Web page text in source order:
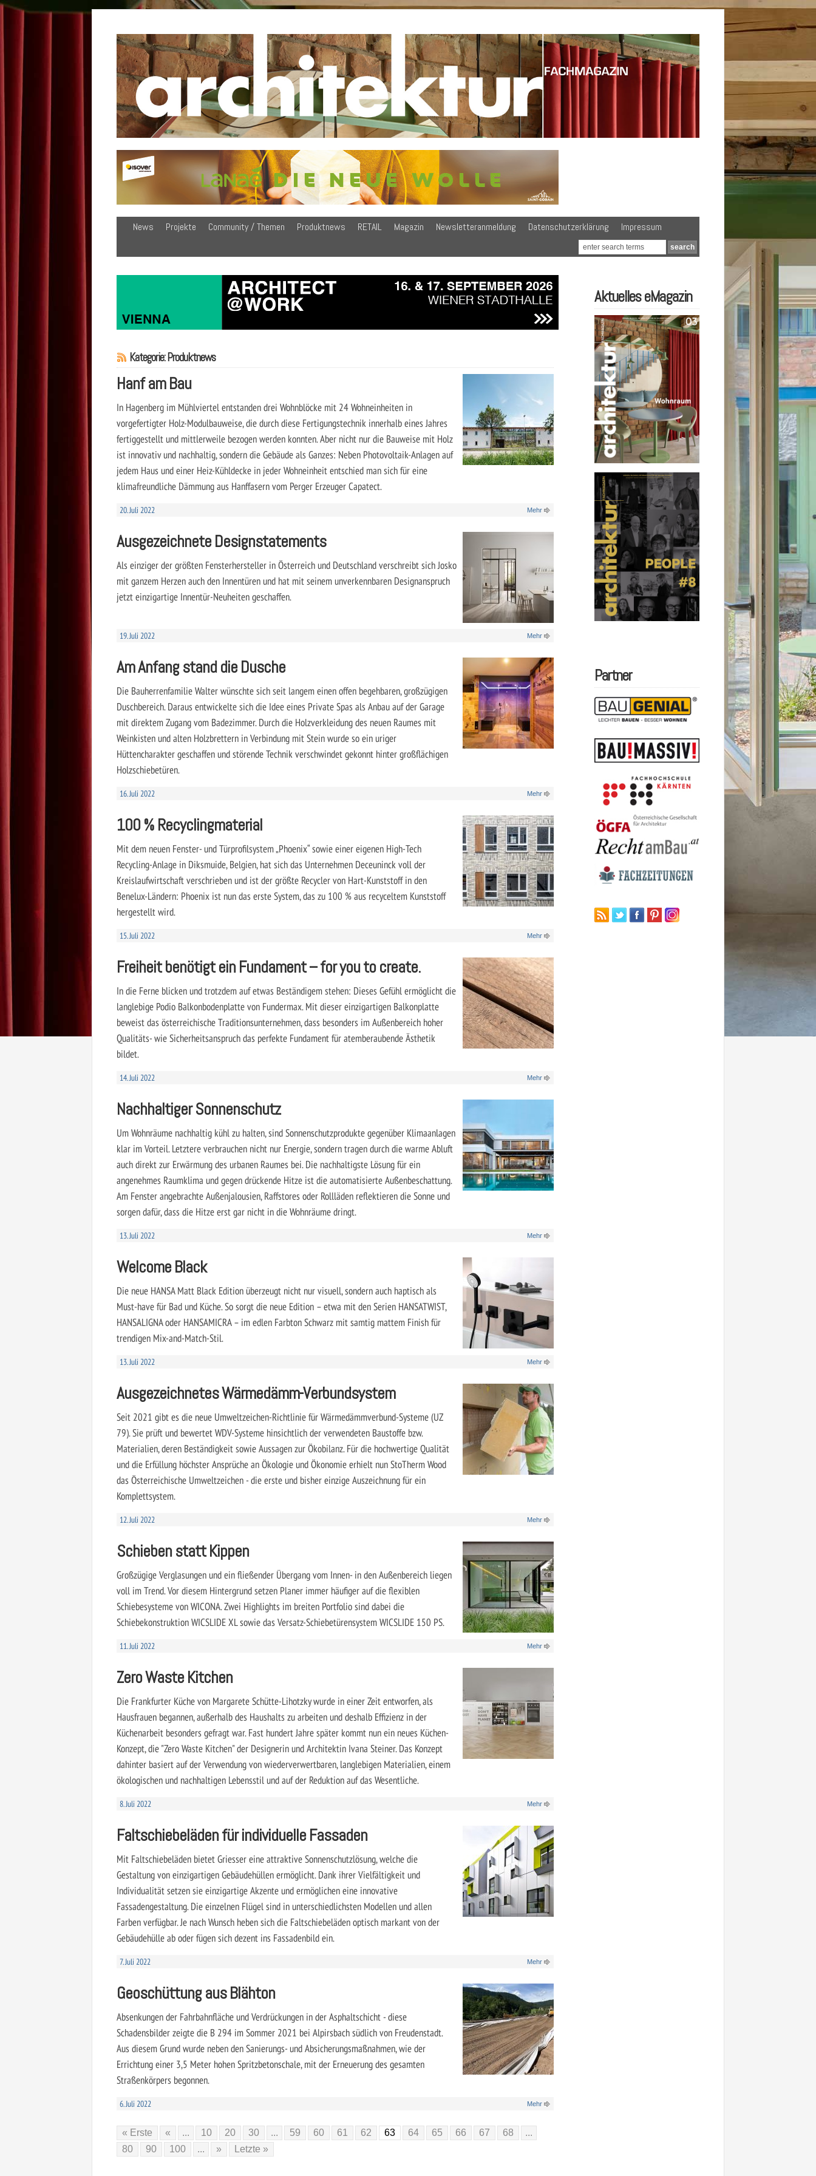
News Projekte Community / Themen Produktnews RETAIL Magazin Newsletteranmeldung Datenschutzerklärung Impressum
Kategorie: Produktnews
Hanf am Bau
In Hagenberg im Mühlviertel entstanden drei Wohnblöcke mit 24 Wohneinheiten in
vorgefertigter Holz-Modulbauweise, die durch diese Fertigungstechnik innerhalb eines Jahres
fertiggestellt und mittlerweile bezogen werden konnten. Aber nicht nur die Bauweise mit Holz
ist innovativ und nachhaltig, sondern die Gebäude als Ganzes: Neben Photovoltaik-Anlagen auf
jedem Haus und einer Heiz-Kühldecke in jeder Wohneinheit entschied man sich für eine
klimafreundliche Dämmung aus Hanffasern vom Perger Erzeuger Capatect.
20. Juli 2022 Mehr
Ausgezeichnete Designstatements
Als einziger der größten Fensterhersteller in Österreich und Deutschland verschreibt sich Josko
mit ganzem Herzen auch den Innentüren und hat mit seinem unverkennbaren Designanspruch
jetzt einzigartige Innentür-Neuheiten geschaffen.
19. Juli 2022 Mehr
Am Anfang stand die Dusche
Die Bauherrenfamilie Walter wünschte sich seit langem einen offen begehbaren, großzügigen
Duschbereich. Daraus entwickelte sich die Idee eines Private Spas als Anbau auf der Garage
mit direktem Zugang vom Badezimmer. Durch die Holzverkleidung des neuen Raumes mit
Weinkisten und alten Holzbrettern in Verbindung mit Stein wurde so ein uriger
Hüttencharakter geschaffen und störende Technik verschwindet gekonnt hinter großflächigen
Holzschiebetüren.
16. Juli 2022 Mehr
100 % Recyclingmaterial
Mit dem neuen Fenster- und Türprofilsystem ­„Phoenix“ sowie einer eigenen High-Tech
Recycling-Anlage in Diksmuide, Belgien, hat sich das Unternehmen Deceuninck voll der
Kreislaufwirtschaft verschrieben und ist der größte Recycler von Hart-Kunststoff in den
Benelux-Ländern: Phoenix ist nun das erste System, das zu 100 % aus recyceltem Kunststoff
hergestellt wird.
15. Juli 2022 Mehr
Freiheit benötigt ein Fundament – for you to create.
In die Ferne blicken und trotzdem auf etwas Beständigem stehen: Dieses Gefühl ermöglicht die
langlebige Podio Balkonbodenplatte von Fundermax. Mit dieser einzigartigen Balkonplatte
beweist das österreichische Traditionsunternehmen, dass besonders im Außenbereich hoher
Qualitäts- wie Sicherheitsanspruch das perfekte Fundament für atemberaubende Ästhetik
bildet.
14. Juli 2022 Mehr
Nachhaltiger Sonnenschutz
Um Wohnräume nachhaltig kühl zu halten, sind Sonnenschutzprodukte gegenüber Klimaanlagen
klar im Vorteil. Letztere verbrauchen nicht nur Energie, sondern tragen durch die warme Abluft
auch direkt zur Erwärmung des urbanen Raumes bei. Die nachhaltigste Lösung für ein
angenehmes Raumklima und gegen drückende Hitze ist die automatisierte Außenbeschattung.
Am Fenster angebrachte Außenjalousien, Raffstores oder Rollläden reflektieren die Sonne und
sorgen dafür, dass die Hitze erst gar nicht in die Wohnräume dringt.
13. Juli 2022 Mehr
Welcome Black
Die neue HANSA Matt Black Edition überzeugt nicht nur visuell, sondern auch haptisch als
Must-have für Bad und Küche. So sorgt die neue Edition – etwa mit den Serien HANSATWIST,
HANSALIGNA oder HANSAMICRA – im edlen Farbton Schwarz mit samtig mattem Finish für
trendigen Mix-and-Match-Stil.
13. Juli 2022 Mehr
Ausgezeichnetes Wärmedämm-Verbundsystem
Seit 2021 gibt es die neue Umweltzeichen-Richtlinie für Wärmedämmverbund-Systeme (UZ
79). Sie prüft und bewertet WDV-Systeme hinsichtlich der verwendeten Baustoffe bzw.
Materialien, deren Beständigkeit sowie Aussagen zur Ökobilanz. Für die hochwertige Qualität
und die Erfüllung höchster Ansprüche an Ökologie und Ökonomie erhielt nun StoTherm Wood
das Österreichische Umweltzeichen - die erste und bisher einzige Auszeichnung für ein
Komplettsystem.
12. Juli 2022 Mehr
Schieben statt Kippen
Großzügige Verglasungen und ein fließender Übergang vom Innen- in den Außenbereich liegen
voll im Trend. Vor diesem Hintergrund setzen Planer immer häufiger auf die flexiblen
Schiebesysteme von WICONA. Zwei Highlights im breiten Portfolio sind dabei die
Schiebekonstruktion WICSLIDE XL sowie das Versatz-Schiebetürensystem WICSLIDE 150 PS.
11. Juli 2022 Mehr
Zero Waste Kitchen
Die Frankfurter Küche von Margarete Schütte-Lihotzky wurde in einer Zeit entworfen, als
Hausfrauen begannen, außerhalb des Haushalts zu arbeiten und deshalb Effizienz in der
Küchenarbeit besonders gefragt war. Fast hundert Jahre später kommt nun ein neues Küchen-
Konzept, die "Zero Waste Kitchen" der Designerin und Architektin Ivana Steiner. Das Konzept
dahinter basiert auf der Verwendung von wiederverwertbaren, langlebigen Materialien, einem
ökologischen und nachhaltigen Lebensstil und auf der Reduktion auf das Wesentliche.
8. Juli 2022 Mehr
Faltschiebeläden für individuelle Fassaden
Mit Faltschiebeläden bietet Griesser eine attraktive Sonnenschutzlösung, welche die
Gestaltung von einzigartigen Gebäudehüllen ermöglicht. Dank ihrer Vielfältigkeit und
Individualität setzen sie einzigartige Akzente und ermöglichen eine innovative
Fassadengestaltung. Die einzelnen Flügel sind in unterschiedlichsten Modellen und allen
Farben verfügbar. Je nach Wunsch heben sich die Faltschiebeläden optisch markant von der
Gebäudehülle ab oder fügen sich dezent ins Fassadenbild ein.
7. Juli 2022 Mehr
Geoschüttung aus Blähton
Absenkungen der Fahrbahnfläche und Verdrückungen in der Asphaltschicht - diese
Schadensbilder zeigte die B 294 im Sommer 2021 bei Alpirsbach südlich von Freudenstadt.
Aus diesem Grund wurde neben den Sanierungs- und Absicherungsmaßnahmen, wie der
Errichtung einer 3,5 Meter hohen Spritzbetonschale, mit der Erneuerung des gesamten
Straßenkörpers begonnen.
6. Juli 2022 Mehr
« Erste « ... 10 20 30 ... 59 60 61 62 63 64 65 66 67 68
...
80
90 100 ... » Letzte »
Aktuelles eMagazin
Partner